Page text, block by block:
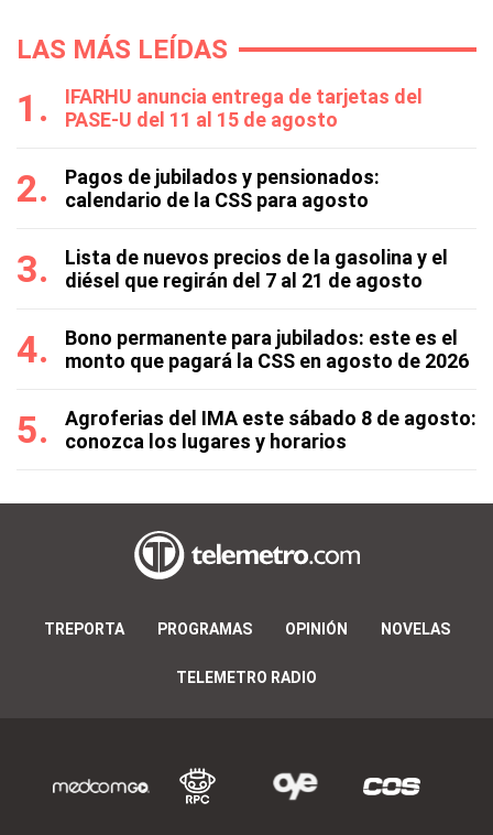
LAS MÁS LEÍDAS
IFARHU anuncia entrega de tarjetas del
PASE-U del 11 al 15 de agosto
Pagos de jubilados y pensionados:
calendario de la CSS para agosto
Lista de nuevos precios de la gasolina y el
diésel que regirán del 7 al 21 de agosto
Bono permanente para jubilados: este es el
monto que pagará la CSS en agosto de 2026
Agroferias del IMA este sábado 8 de agosto:
conozca los lugares y horarios
TREPORTA PROGRAMAS OPINIÓN NOVELAS
TELEMETRO RADIO